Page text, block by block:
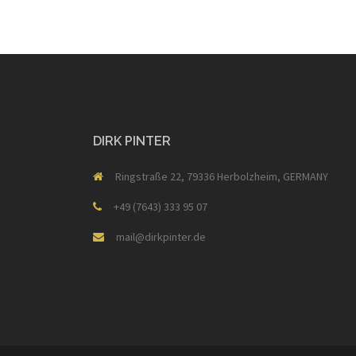
DIRK PINTER
Ringstraße 22, 79336 Herbolzheim, GERMANY
+49 (7643) 333 95 07
mail@dirkpinter.de